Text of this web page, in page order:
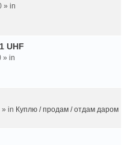
» in
UHF
» in
» in Куплю / продам / отдам даром